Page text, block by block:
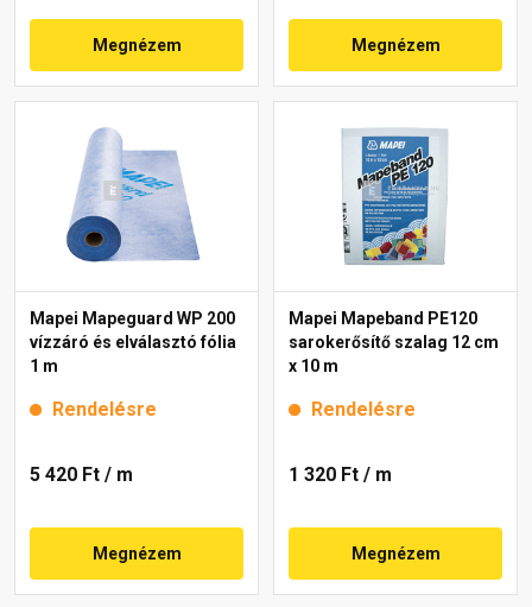
Megnézem Megnézem
Mapei Mapeguard WP 200
vízzáró és elválasztó fólia
1 m
Rendelésre
5 420 Ft / m
Megnézem
Mapei Mapeband PE120
sarokerősítő szalag 12 cm
x 10 m
Rendelésre
1 320 Ft / m
Megnézem